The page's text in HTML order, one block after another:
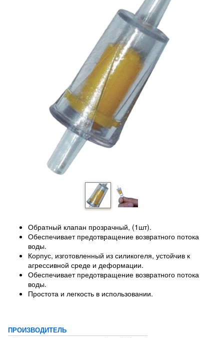
Обратный клапан прозрачный, (1шт).
Обеспечивает предотвращение возвратного потока
воды.
Корпус, изготовленный из силикогеля, устойчив к
агрессивной среде и деформации.
Обеспечивает предотвращение возвратного потока
воды.
Простота и легкость в использовании.
ПРОИЗВОДИТЕЛЬ